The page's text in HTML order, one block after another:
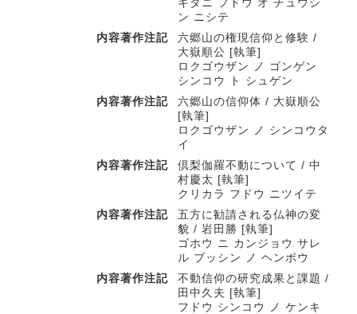
ン ニシテ
内容著作注記
六郷山の権現信仰と修験 /
大嶽順公 [執筆]
ロクゴウザン ノ ゴンゲン
シンコウ ト シュゲン
内容著作注記
六郷山の信仰体 / 大嶽順公
[執筆]
ロクゴウザン ノ シンコウタ
イ
内容著作注記
倶梨伽羅不動について / 中
村慶太 [執筆]
クリカラ フドウ ニツイテ
内容著作注記
五方に勧請される仏神の変
貌 / 岩田勝 [執筆]
ゴホウ ニ カンジョウ サレ
ル ブッシン ノ ヘンボウ
内容著作注記
不動信仰の研究成果と課題 /
田中久夫 [執筆]
フドウ シンコウ ノ ケンキ